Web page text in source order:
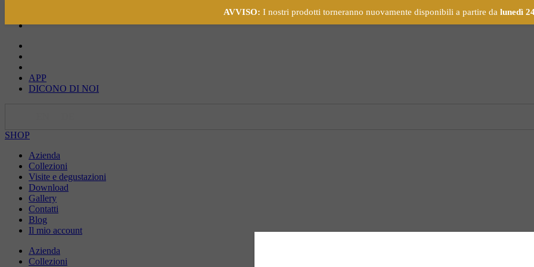
APP
DICONO DI NOI
SHOP
Azienda
Collezioni
Visite e degustazioni
Download
Gallery
Contatti
Blog
Il mio account
Azienda
Collezioni
AVVISO: I nostri prodotti torneranno nuovamente disponibili a partire da lunedì